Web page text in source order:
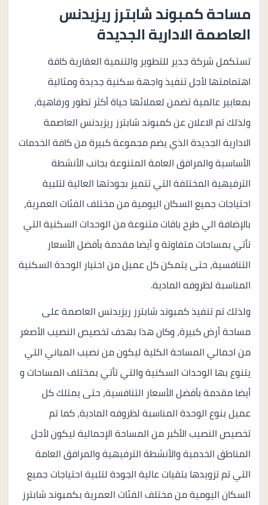
مساحة كمبوند شابترز ريزيدنس
العاصمة الادارية الجديدة
تستكمل شركة جدير للتطوير والتنمية العقارية كافة
اهتمامتها لأجل تنفيذ واجهة سكنية جديدة ومثالية
بمعايير عالمية تضمن لعملائها حياة أكثر تطور ورفاهية،
ولذلك تم الاعلان عن كمبوند شابترز ريزيدنس العاصمة
الادارية الجديدة الذي يضم مجموعة كبيرة من كافة الخدمات
الأساسية والمرافق العامة المتنوعة بجانب الأنشطة
الترفيهية المختلفة التي تتميز بجودتها العالية لتلبية
احتياجات جميع السكان اليومية من مختلف الفئات العمرية،
بالإضافة الي طرح باقات متنوعة من الوحدات السكنية التي
تأتي بمساحات متفاوتة و أيضا مقدمة بأفضل الأسعار
التنافسية، حتى يتمكن كل عميل من اختيار الوحدة السكنية
المناسبة لظروفه المادية.
ولذلك تم تنفيذ كمبوند شابترز ريزيدنس العاصمة على
مساحة أرض كبيرة، وكان هذا بهدف تخصيص النصيب الأصغر
من اجمالي المساحة الكلية ليكون من نصيب المباني التي
يتنوع بها الوحدات السكنية والتي تأتي بمختلف المساحات و
أيضا مقدمة بأفضل الأسعار التنافسية، حتى يمتلك كل
عميل بنوع الوحدة المناسبة لظروفه المادية، كما تم
تخصيص النصيب الأكبر من المساحة الإجمالية ليكون لأجل
المناطق الخدمية والأنشطة الترفيهية والمرافق العامة
التي تم تزويدها بتقيات عالية الجودة لتلبية احتياجات جميع
السكان اليومية من مختلف الفئات العمرية بكمبوند شابترز